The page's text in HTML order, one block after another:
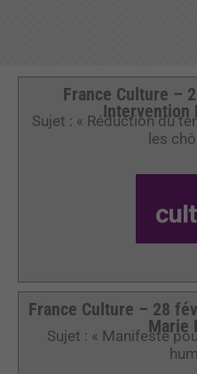
France Culture –
Intervention
Sujet : « Réduction du
les
France Culture – 28
Marie
Sujet : « Manifeste